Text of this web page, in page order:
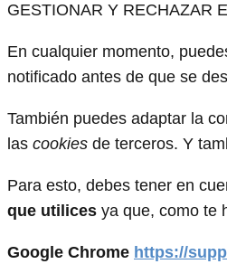
GESTIONAR Y RECHAZAR
En cualquier momento,
notificado antes de que se
También puedes adaptar la
las cookies de terceros. Y
Para esto, debes tener en
que utilices ya que, como te
Google Chrome https://